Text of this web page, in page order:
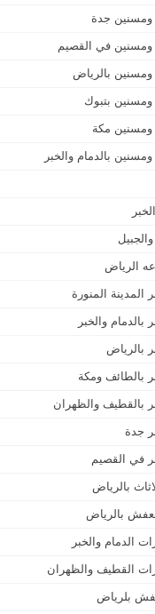
ومسنين جدة
ومسنين في القصيم
بالرياض
بتبوك
ومسنين مكة
بالدمام والخبر
الرياض
المدينة المنورة
والخبر
بالرياض
بالطائف ومكة
بالقطيف والظهران
جدة
في القصيم
بالرياض
بالرياض
الدمام والخبر
القطيف والظهران
بلرياض